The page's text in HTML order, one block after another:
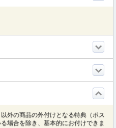
外の商品の外付けとなる特典（ポス
場合を除き、基本的にお付けできま